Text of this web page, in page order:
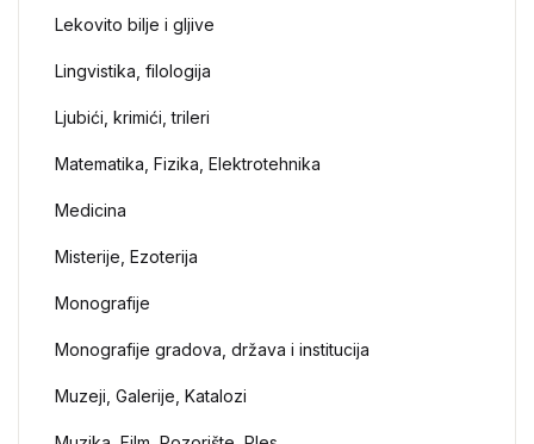
Lekovito bilje i gljive
Lingvistika, filologija
Ljubići, krimići, trileri
Matematika, Fizika, Elektrotehnika
Medicina
Misterije, Ezoterija
Monografije
Monografije gradova, država i institucija
Muzeji, Galerije, Katalozi